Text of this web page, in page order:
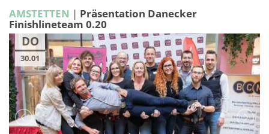
AMSTETTEN | Präsentation Danecker
Finishlineteam 0.20
DO
30.01